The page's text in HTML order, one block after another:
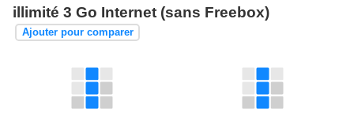
illimité 3 Go Internet (sans Freebox)
Ajouter pour comparer